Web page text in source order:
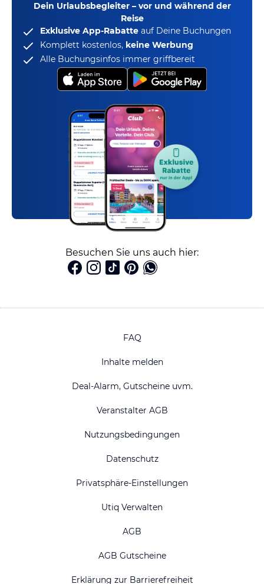
Dein Urlaubsbegleiter – vor und während der
Reise
Exklusive App-Rabatte auf Deine Buchungen
Komplett kostenlos, keine Werbung
Alle Buchungsinfos immer griffbereit
Besuchen Sie uns auch hier:
FAQ
Inhalte melden
Deal-Alarm, Gutscheine uvm.
Veranstalter AGB
Nutzungsbedingungen
Datenschutz
Privatsphäre-Einstellungen
Utiq Verwalten
AGB
AGB Gutscheine
Erklärung zur Barrierefreiheit